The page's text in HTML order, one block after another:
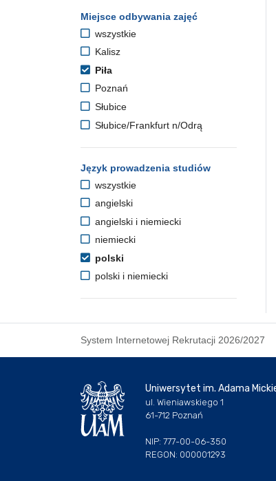
Miejsce odbywania zajęć
wszystkie
Kalisz
Piła
Poznań
Słubice
Słubice/Frankfurt n/Odrą
Język prowadzenia studiów
wszystkie
angielski
angielski i niemiecki
niemiecki
polski
polski i niemiecki
System Internetowej Rekrutacji 2026/2027
Uniwersytet im. Adama
ul. Wieniawskiego 1
61-712 Poznań
NIP: 777-00-06-350
REGON: 000001293